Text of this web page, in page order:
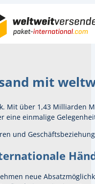
mit
über 1,43 Milliarden
einmalige
und
neue